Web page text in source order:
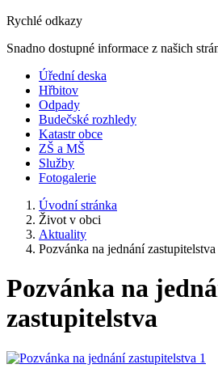
Rychlé odkazy
Snadno dostupné informace z našich
Úřední deska
Hřbitov
Odpady
Budečské rozhledy
Katastr obce
ZŠ a MŠ
Služby
Fotogalerie
Úvodní stránka
Život v obci
Aktuality
Pozvánka na jednání zastupitelstva
Pozvánka na
zastupitelstva